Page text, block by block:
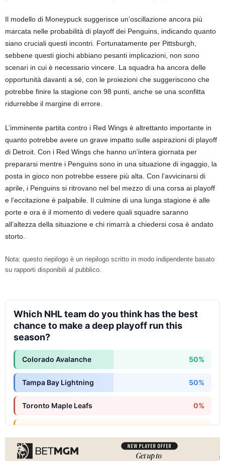
Il modello di Moneypuck suggerisce un’oscillazione ancora più
marcata nelle probabilità di playoff dei Penguins, indicando quanto
siano cruciali questi incontri. Fortunatamente per Pittsburgh,
sebbene questi giochi abbiano pesanti implicazioni, non sono
scenari in cui è necessario vincere. La squadra ha ancora delle
opportunità davanti a sé, con le proiezioni che suggeriscono che
potrebbe finire la stagione con 98 punti, anche se una sconfitta
ridurrebbe il margine di errore.
L’imminente partita contro i Red Wings è altrettanto importante in
quanto potrebbe avere un grave impatto sulle aspirazioni di playoff
di Detroit. Con i Red Wings che hanno un’intera giornata per
prepararsi mentre i Penguins sono in una situazione di ingaggio, la
posta in gioco non potrebbe essere più alta. Con l’avvicinarsi di
aprile, i Penguins si ritrovano nel bel mezzo di una corsa ai playoff
e l’eccitazione è palpabile. Il culmine di una lunga stagione è alle
porte e ora è il momento di vedere quali squadre saranno
all’altezza della situazione e chi rimarrà a chiedersi cosa è andato
storto.
Nota: questo riepilogo è un riepilogo scritto in modo indipendente basato
su rapporti disponibili al pubblico.